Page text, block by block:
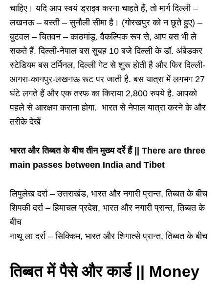
चाहिए। यदि आप स्वयं ड्राइव करना चाहते हैं, तो मार्ग दिल्ली –
लखनऊ – बस्ती – सुनौली सीमा है। (गोरखपुर को न छूते हुए) –
बुटवल – चितवन – काठमांडू. वैकल्पिक रूप से, आप बस भी ले
सकते हैं. दिल्ली-नेपाल बस सुबह 10 बजे दिल्ली के डॉ. अंबेडकर
स्टेडियम बस टर्मिनल, दिल्ली गेट से शुरू होती है और फिर दिल्ली-
आगरा-कानपुर-लखनऊ रूट पर जाती है. बस यात्रा में लगभग 27
घंटे लगते हैं और एक तरफ का किराया 2,800 रुपये है. आपको
पहले से आरक्षण कराना होगा. भारत से नेपाल यात्रा करने के और
तरीके देखें
भारत और तिब्बत के बीच तीन मुख्य दर्रे हैं || There are three
main passes between India and Tibet
लिपुलेख दर्रा – उत्तराखंड, भारत और नगारी प्रान्त, तिब्बत के बीच
शिपकी दर्रा – हिमाचल प्रदेश, भारत और नगारी प्रान्त, तिब्बत के
बीच
नाथू ला दर्रा – सिक्किम, भारत और शिगात्से प्रान्त, तिब्बत के बीच
तिब्बत में पैसे और कार्ड || Money